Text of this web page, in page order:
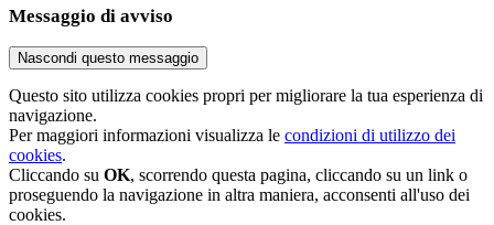
Messaggio di avviso
Nascondi questo messaggio
Questo sito utilizza cookies propri per migliorare la tua esperienza di
navigazione.
Per maggiori informazioni visualizza le condizioni di utilizzo dei
cookies.
Cliccando su OK, scorrendo questa pagina, cliccando su un link o
proseguendo la navigazione in altra maniera, acconsenti all'uso dei
cookies.